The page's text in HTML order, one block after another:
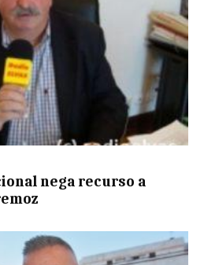
nega recurso a